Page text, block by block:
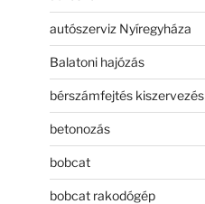
autószerviz Nyíregyháza
Balatoni hajózás
bérszámfejtés kiszervezés
betonozás
bobcat
bobcat rakodógép